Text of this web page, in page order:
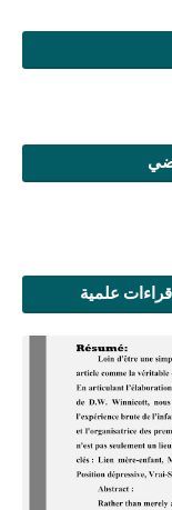
علمية